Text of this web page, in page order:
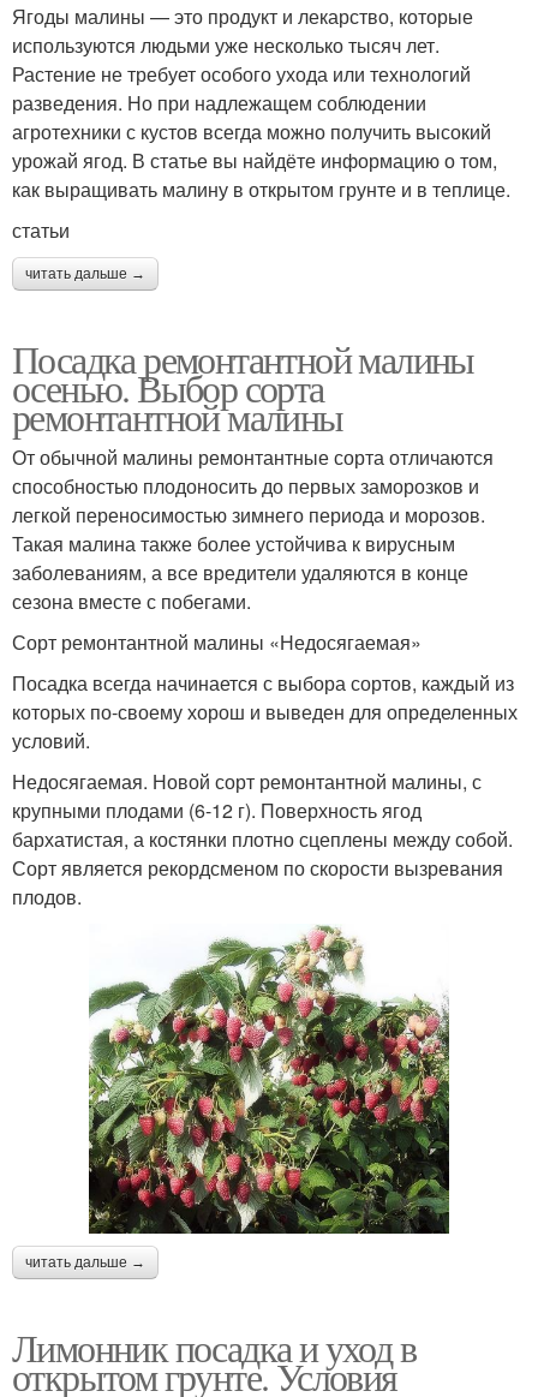
Ягоды малины — это продукт и лекарство, которые
используются людьми уже несколько тысяч лет.
Растение не требует особого ухода или технологий
разведения. Но при надлежащем соблюдении
агротехники с кустов всегда можно получить высокий
урожай ягод. В статье вы найдёте информацию о том,
как выращивать малину в открытом грунте и в теплице.
статьи
читать дальше →
Посадка ремонтантной малины
осенью. Выбор сорта
ремонтантной малины
От обычной малины ремонтантные сорта отличаются
способностью плодоносить до первых заморозков и
легкой переносимостью зимнего периода и морозов.
Такая малина также более устойчива к вирусным
заболеваниям, а все вредители удаляются в конце
сезона вместе с побегами.
Сорт ремонтантной малины «Недосягаемая»
Посадка всегда начинается с выбора сортов, каждый из
которых по-своему хорош и выведен для определенных
условий.
Недосягаемая. Новой сорт ремонтантной малины, с
крупными плодами (6-12 г). Поверхность ягод
бархатистая, а костянки плотно сцеплены между собой.
Сорт является рекордсменом по скорости вызревания
плодов.
читать дальше →
Лимонник посадка и уход в
открытом грунте. Условия